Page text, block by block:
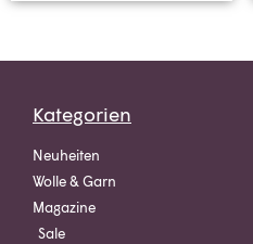
Kategorien
Neuheiten
Wolle & Garn
Magazine
Sale